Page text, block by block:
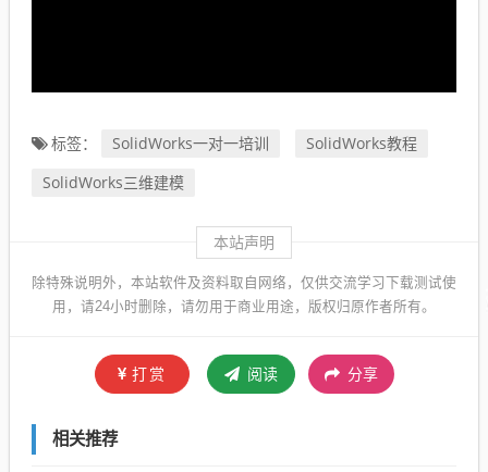
标签： SolidWorks一对一培训
SolidWorks教程
SolidWorks三维建模
本站声明
除特殊说明外，本站软件及资料取自网络，仅供交流学习下载测试使
用，请24小时删除，请勿用于商业用途，版权归原作者所有。
打赏 阅读 分享
相关推荐